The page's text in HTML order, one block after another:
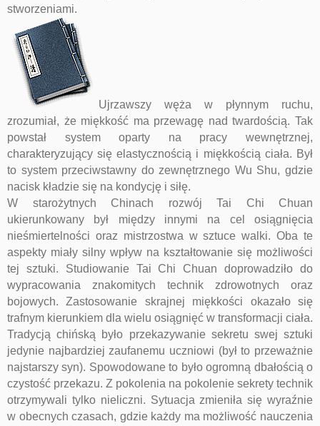
stworzeniami.
Ujrzawszy węża w płynnym ruchu,
zrozumiał, że miękkość ma przewagę nad twardością. Tak
powstał system oparty na pracy wewnętrznej,
charakteryzujący się elastycznością i miękkością ciała. Był
to system przeciwstawny do zewnętrznego Wu Shu, gdzie
nacisk kładzie się na kondycję i siłę.
W starożytnych Chinach rozwój Tai Chi Chuan
ukierunkowany był między innymi na cel osiągnięcia
nieśmiertelności oraz mistrzostwa w sztuce walki. Oba te
aspekty miały silny wpływ na kształtowanie się możliwości
tej sztuki. Studiowanie Tai Chi Chuan doprowadziło do
wypracowania znakomitych technik zdrowotnych oraz
bojowych. Zastosowanie skrajnej miękkości okazało się
trafnym kierunkiem dla wielu osiągnięć w transformacji ciała.
Tradycją chińską było przekazywanie sekretu swej sztuki
jedynie najbardziej zaufanemu uczniowi (był to przeważnie
najstarszy syn). Spowodowane to było ogromną dbałością o
czystość przekazu. Z pokolenia na pokolenie sekrety technik
otrzymywali tylko nieliczni. Sytuacja zmieniła się wyraźnie
w obecnych czasach, gdzie każdy ma możliwość nauczenia